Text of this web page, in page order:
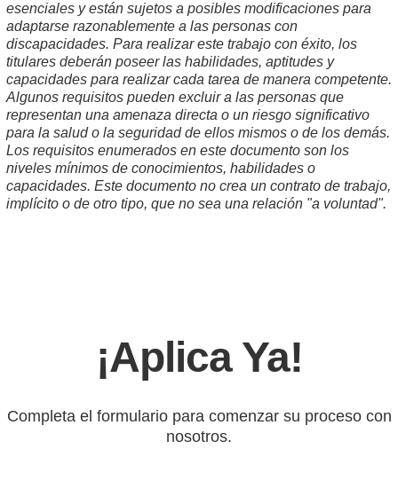
esenciales y están sujetos a posibles modificaciones para
adaptarse razonablemente a las personas con
discapacidades. Para realizar este trabajo con éxito, los
titulares deberán poseer las habilidades, aptitudes y
capacidades para realizar cada tarea de manera competente.
Algunos requisitos pueden excluir a las personas que
representan una amenaza directa o un riesgo significativo
para la salud o la seguridad de ellos mismos o de los demás.
Los requisitos enumerados en este documento son los
niveles mínimos de conocimientos, habilidades o
capacidades. Este documento no crea un contrato de trabajo,
implícito o de otro tipo, que no sea una relación "a voluntad".
¡Aplica Ya!
Completa el formulario para comenzar su proceso con
nosotros.